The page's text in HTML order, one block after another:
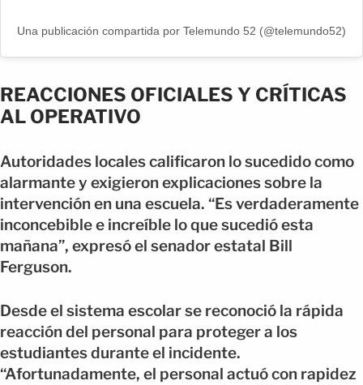
Una publicación compartida por Telemundo 52 (@telemundo52)
REACCIONES OFICIALES Y CRÍTICAS
AL OPERATIVO
Autoridades locales calificaron lo sucedido como
alarmante y exigieron explicaciones sobre la
intervención en una escuela. “Es verdaderamente
inconcebible e increíble lo que sucedió esta
mañana”, expresó el senador estatal Bill
Ferguson.
Desde el sistema escolar se reconoció la rápida
reacción del personal para proteger a los
estudiantes durante el incidente.
“Afortunadamente, el personal actuó con rapidez